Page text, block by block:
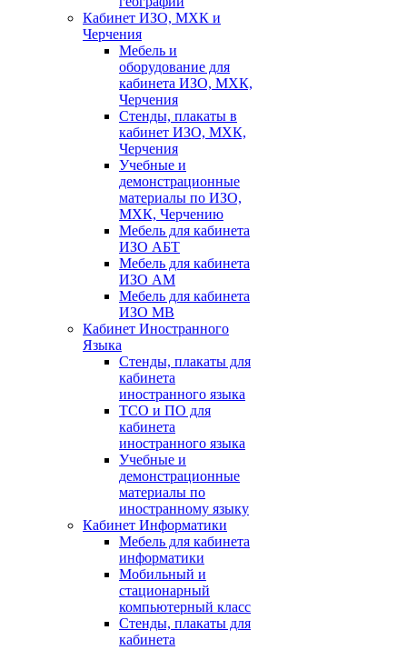
Кабинет ИЗО, МХК и
Черчения
Мебель и
оборудование для
кабинета ИЗО, МХК,
Черчения
Стенды, плакаты в
кабинет ИЗО, МХК,
Черчения
Учебные и
демонстрационные
материалы по ИЗО,
МХК, Черчению
Мебель для кабинета
ИЗО АБТ
Мебель для кабинета
ИЗО АМ
Мебель для кабинета
ИЗО МВ
Кабинет Иностранного
Языка
Стенды, плакаты для
кабинета
иностранного языка
ТСО и ПО для
кабинета
иностранного языка
Учебные и
демонстрационные
материалы по
иностранному языку
Кабинет Информатики
Мебель для кабинета
информатики
Мобильный и
стационарный
компьютерный класс
Стенды, плакаты для
кабинета